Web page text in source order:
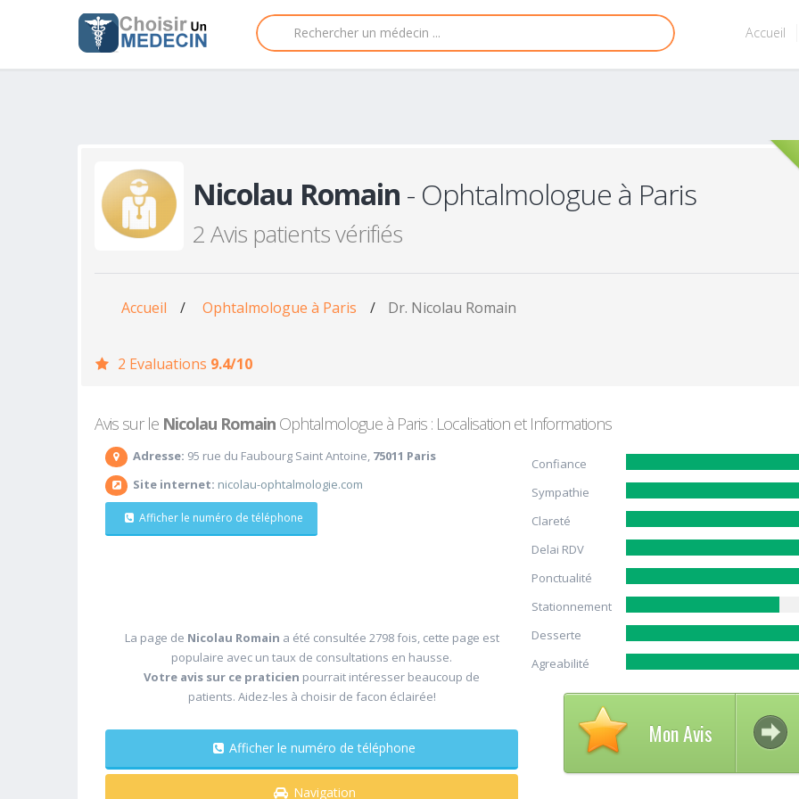
Accueil
Nicolau Romain - Ophtalmologue à Paris
2 Avis patients vérifiés
Accueil / Ophtalmologue à Paris / Dr. Nicolau Romain
2 Evaluations 9.4/10
Avis sur le Nicolau Romain Ophtalmologue à Paris : Localisation et Informations
Adresse: 95 rue du Faubourg Saint Antoine, 75011 Paris
Site internet: nicolau-ophtalmologie.com
Afficher le numéro de téléphone
La page de Nicolau Romain a été consultée 2798 fois, cette page est
populaire avec un taux de consultations en hausse.
Votre avis sur ce praticien pourrait intéresser beaucoup de
patients. Aidez-les à choisir de facon éclairée!
Afficher le numéro de téléphone
Navigation
Confiance
Sympathie
Clareté
Delai RDV
Ponctualité
Stationnement
Desserte
Agreabilité
Mon Avis
30
Jul
maxillo-
sagesse extraites
...lire plus